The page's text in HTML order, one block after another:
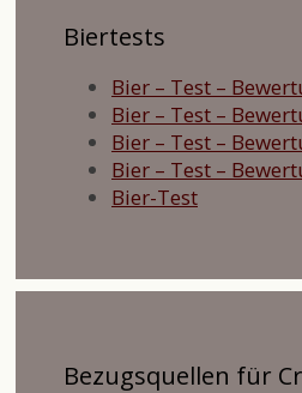
Biertests
Bier – Test –
Bier – Test –
Bier – Test –
Bier – Test –
Bier-Test
Bezugsquellen für